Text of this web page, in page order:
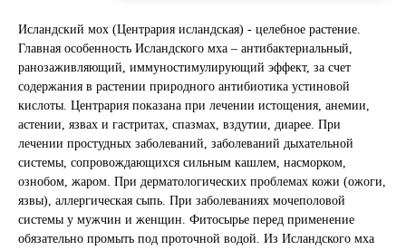
Исландский мох (Центрария исландская) - целебное растение.
Главная особенность Исландского мха – антибактериальный,
ранозаживляющий, иммуностимулирующий эффект, за счет
содержания в растении природного антибиотика устиновой
кислоты. Центрария показана при лечении истощения, анемии,
астении, язвах и гастритах, спазмах, вздутии, диарее. При
лечении простудных заболеваний, заболеваний дыхательной
системы, сопровождающихся сильным кашлем, насморком,
ознобом, жаром. При дерматологических проблемах кожи (ожоги,
язвы), аллергическая сыпь. При заболеваниях мочеполовой
системы у мужчин и женщин. Фитосырье перед применение
обязательно промыть под проточной водой. Из Исландского мха